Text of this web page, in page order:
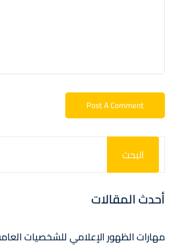
البحث
أحدث المقالات
مهارات الظهور الإعلامي للشخصيات